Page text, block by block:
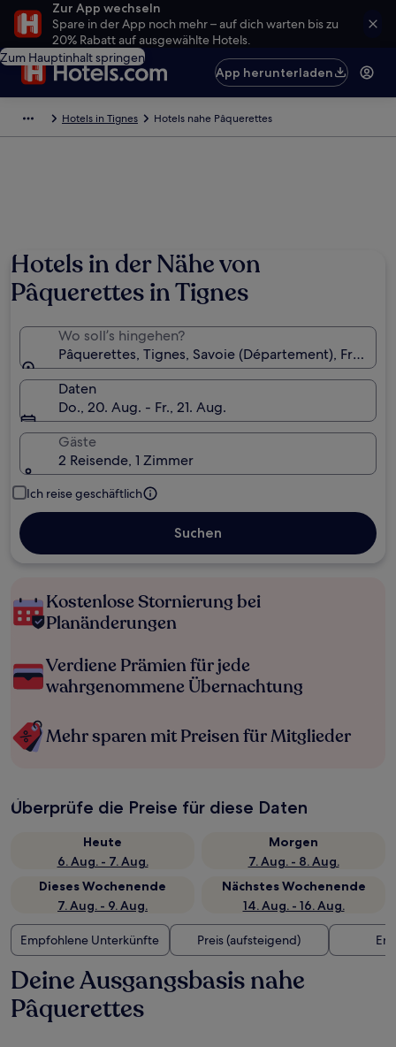
Zur App wechseln
Spare in der App noch mehr – auf dich warten bis zu
20% Rabatt auf ausgewählte Hotels.
Zum Hauptinhalt springen
App herunterladen
Hotels in Tignes Hotels nahe Pâquerettes
Hotels in der Nähe von
Pâquerettes in Tignes
Wo soll’s hingehen?
Pâquerettes, Tignes, Savoie (Département),
Daten
Do., 20. Aug. - Fr., 21. Aug.
Gäste
2 Reisende, 1 Zimmer
Ich reise geschäftlich
Suchen
Kostenlose Stornierung bei
Planänderungen
Verdiene Prämien für jede
wahrgenommene Übernachtung
Mehr sparen mit Preisen für Mitglieder
Überprüfe die Preise für diese Daten
Heute
6. Aug. - 7. Aug.
Morgen
7. Aug. - 8. Aug.
Dieses Wochenende
7. Aug. - 9. Aug.
Nächstes Wochenende
14. Aug. - 16. Aug.
Empfohlene Unterkünfte Preis (aufsteigend)
Deine Ausgangsbasis nahe
Pâquerettes